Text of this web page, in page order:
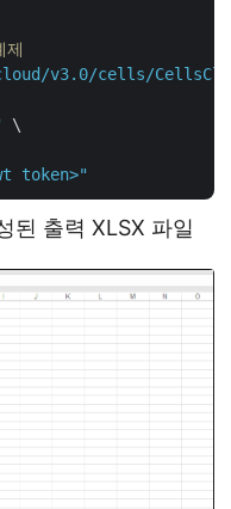
v3.0/cells/
\
token>"
된 출력 XLSX 파일